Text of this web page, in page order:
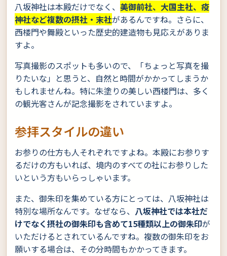
八坂神社は本殿だけでなく、 美御前社、大国主社、疫
神社など複数の摂社・末社があるんですね。さらに、
西楼門や舞殿といった歴史的建造物も見応えがありま
すよ。
写真撮影のスポットも多いので、「ちょっと写真を撮
りたいな」と思うと、自然と時間がかかってしまうか
もしれませんね。特に朱塗りの美しい西楼門は、多く
の観光客さんが記念撮影をされていますよ。
参拝スタイルの違い
お参りの仕方も人それぞれですよね。本殿にお参りす
るだけの方もいれば、境内のすべての社にお参りした
いという方もいらっしゃいます。
また、御朱印を集めている方にとっては、八坂神社は
特別な場所なんです。なぜなら、 八坂神社では本社だ
けでなく摂社の御朱印も含めて15種類以上の御朱印が
いただけるとされているんですね。複数の御朱印をお
願いする場合は、その分時間もかかってきます。